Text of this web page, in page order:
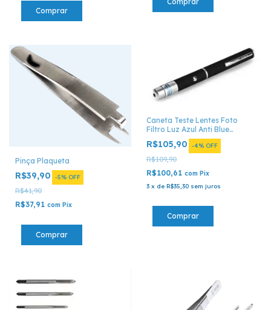
Pinça Plaqueta
R$39,90 -5% OFF
R$41,90
R$37,91 com Pix
Caneta Teste Lentes Foto
Filtro Luz Azul Anti Blue
R$105,90 -4% OFF
R$109,90
R$100,61 com Pix
3 x de R$35,30 sem juros